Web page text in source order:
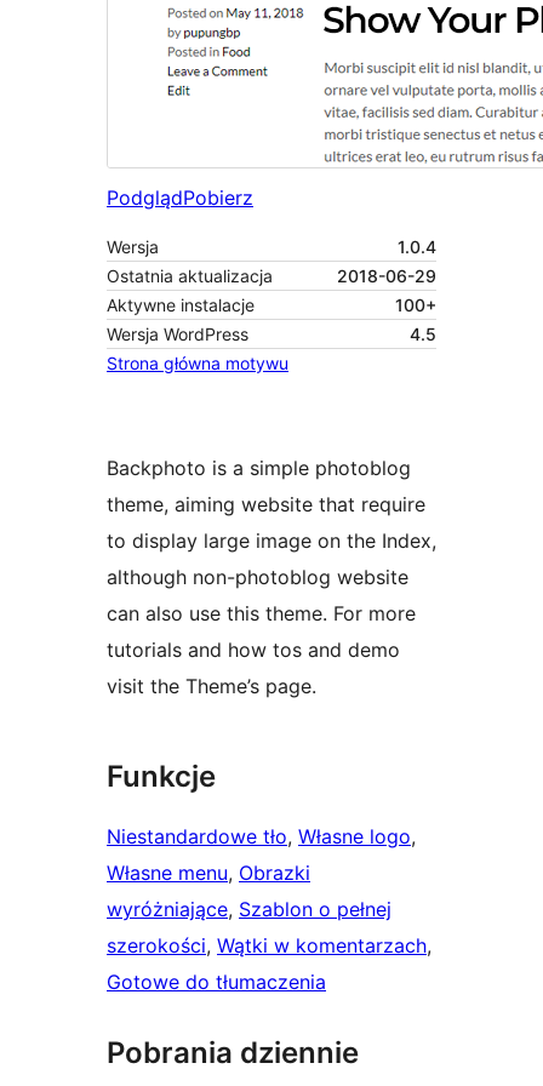
PodglądPobierz
Wersja
1.0.4
Ostatnia aktualizacja
2018-06-29
Aktywne instalacje
100+
Wersja WordPress
4.5
Strona główna motywu
Backphoto is a simple photoblog
theme, aiming website that require
to display large image on the Index,
although non-photoblog website
can also use this theme. For more
tutorials and how tos and demo
visit the Theme’s page.
Funkcje
Niestandardowe tło, Własne logo
Własne menu, Obrazki
wyróżniające, Szablon o pełnej
szerokości, Wątki w komentarzach
Gotowe do tłumaczenia
Pobrania dziennie